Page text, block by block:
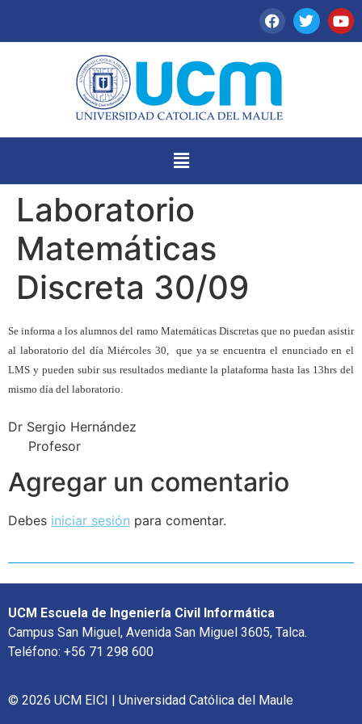
Laboratorio
Matemáticas
Discreta 30/09
Se informa a los alumnos del ramo Matemáticas Discretas que no puedan asistir
al laboratorio del día Miércoles 30, que ya se encuentra el enunciado en el
LMS y pueden subir sus resultados mediante la plataforma hasta las 13hrs del
mismo día del laboratorio.
Dr Sergio Hernández
Profesor
Agregar un comentario
Debes iniciar sesión para comentar.
UCM Escuela de Ingeniería Civil Informática
Campus San Miguel, Avenida San Miguel 3605, Talca.
Teléfono: +56 71 298 600
© 2026 UCM EICI | Universidad Católica del Maule